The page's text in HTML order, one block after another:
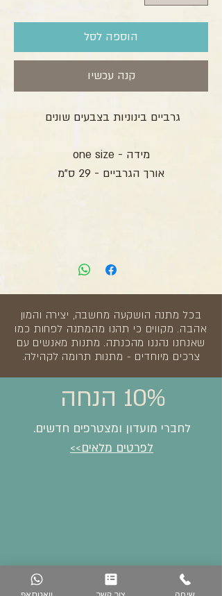
הוספה לסל
קנה עכשיו
גרביים בינוניות בצבעים שונים
מידה - one size
אורך הגרביים - 29 ס"מ
בכל מתנה הושקעה מחשבה, יצירה והמון
אהבה. מקווים כי תהנו מהמתנה לפחות כמו
שאנחנו נהננו מהכנתה. מתנות מאנשים עם
צרכים מיוחדים - מתנות תרומה לקהילה.
10% הנחה
לחברי מועדון ומצטרפים חדשים.
לפרטים מלאים>>
וואטסאפ צור קשר שיחה